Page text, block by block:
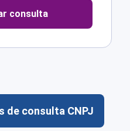
consulta
de consulta CNPJ